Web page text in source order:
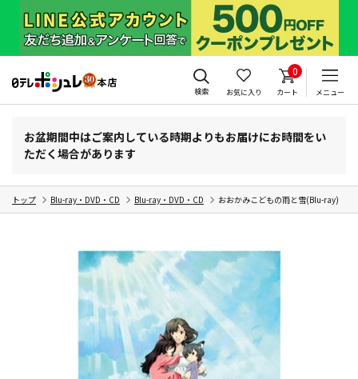
検索 お気に入り
0
カート メニュー
お盆期間中はご案内している時期よりもお届けにお時間をい
ただく場合があります
トップ Blu-ray・DVD・CD Blu-ray・DVD・CD おおかみこどもの雨と雪(Blu-ray)